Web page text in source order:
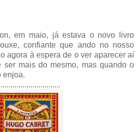
em maio, já estava o novo livro
confiante que ando no nosso
agora à espera de o ver aparecer aí
ser mais do mesmo, mas quando o
enjoa.